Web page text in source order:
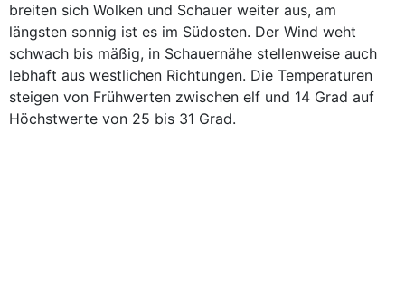
breiten sich Wolken und Schauer weiter aus, am
längsten sonnig ist es im Südosten. Der Wind weht
schwach bis mäßig, in Schauernähe stellenweise auch
lebhaft aus westlichen Richtungen. Die Temperaturen
steigen von Frühwerten zwischen elf und 14 Grad auf
Höchstwerte von 25 bis 31 Grad.